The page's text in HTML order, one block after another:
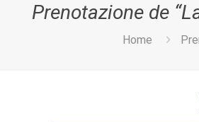
Prenotazione de
Home